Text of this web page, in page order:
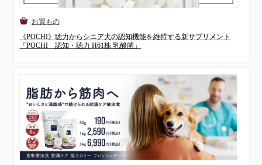
《POCHI》聴力からシニア犬の認知機能を維持する新サプリメント
「POCHI 認知・聴力 H61株 乳酸菌」